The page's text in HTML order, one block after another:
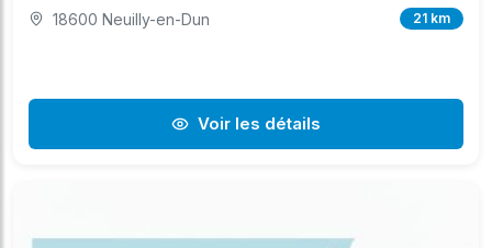
18600 Neuilly-en-Dun 21 km
Voir les détails